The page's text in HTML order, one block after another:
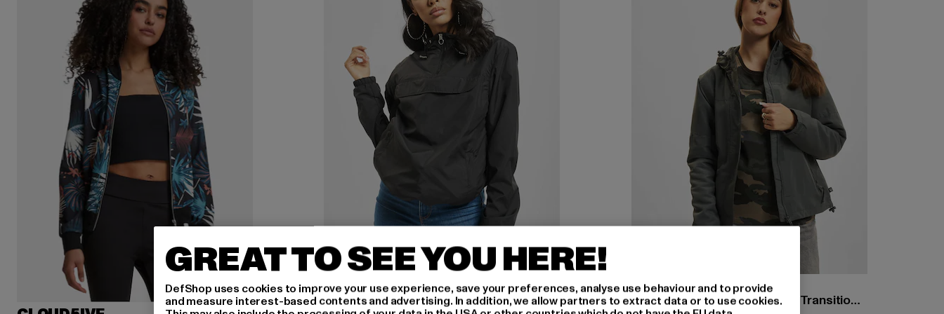
URBAN CLASSICS
Basic
BRANDIT
Ladies Windbreaker Frontzip Transition Jacket
GREAT TO SEE YOU HERE!
DefShop uses cookies to improve your use experience, save your preferences, analyse use behaviour and to provide
and measure interest-based contents and advertising. In addition, we allow partners to extract data or to use cookies.